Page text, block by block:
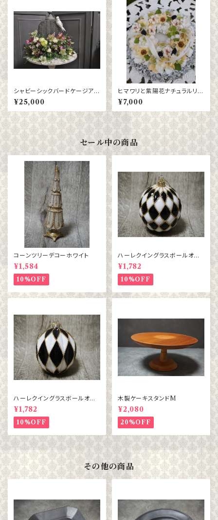
シャビーシックバードケージアレ
ンジマント
¥25,000
ヒマワリと紫陽花ナチュラルリー
ス
¥7,000
セール中の商品
コーンツリーデコーホワイト
¥1,584
10%OFF
ハーレクイングラスボールオー
ナメント BL/WH チェック
¥1,782
10%OFF
ハーレクイングラスボールオー
ナメント BL/WH ダイヤ
¥1,782
10%OFF
木製ケーキスタンドM
¥2,080
20%OFF
その他の商品